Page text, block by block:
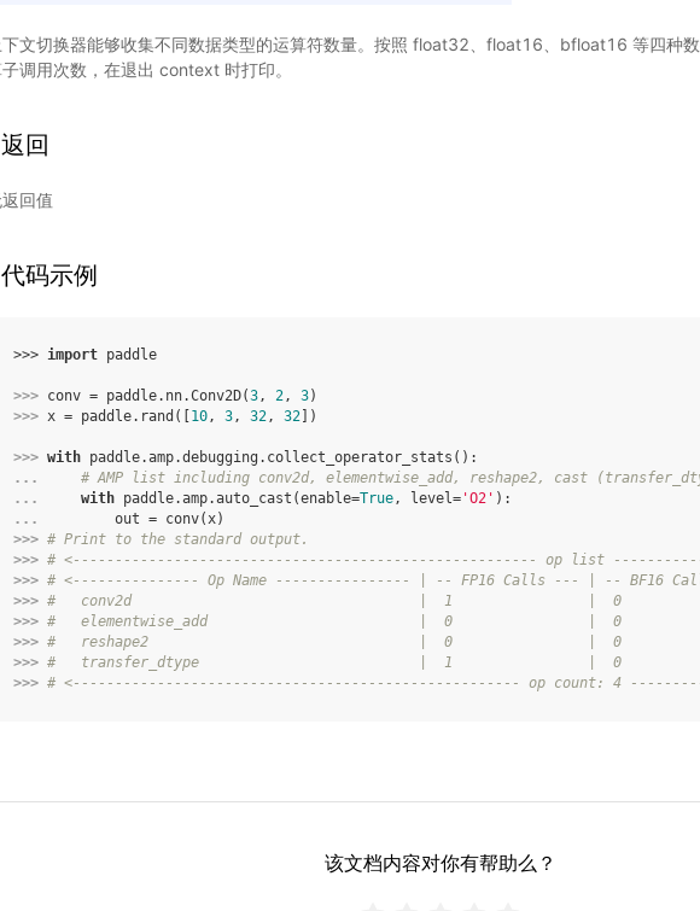
下文切换器能够收集不同数据类型的运算符数量。按照 float32、float16、bfloat16 等四种
调用次数，在退出 context 时打印。
返回
回值
代码示例
>>> import paddle
>>> conv = paddle. nn.Conv2D(3, 2, 3)
>>> x = paddle. rand ([ 10, 3, 32, 32 ])
>>> with paddle.amp.debugging . collect_operator_stats ():
...
# AMP list including conv2d, elementwise_add, reshape2, cast
...
with paddle.amp.auto_cast (enable=True, level= 'O2' ):
...
out = conv(x)
>>> # Print to the standard output.
>>> # <------------------------------------------------------- op list
>>> # <--------------- Op Name ---------------- | -- FP16 Calls --- | -- BF16
>>> #   conv2d                                  |  1                |  0
>>> #   elementwise_add                         |  0                |  0
>>> #   reshape2                                |  0                |  0
>>> #   transfer_dtype                          |  1                |  0
>>> # <----------------------------------------------------- op count: 4
该文档内容对你有帮助么？